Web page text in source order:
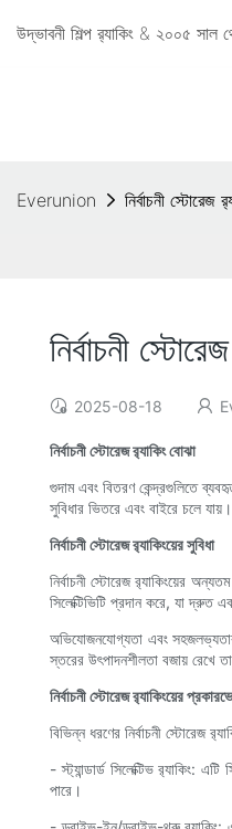
উদ্ভাবনী শিল্প র‍্যাকিং & ২০০৫ সাল
Everunion নির্বাচনী
নির্বাচনী
2025-08-18
নির্বাচনী স্টোরেজ র‍্যাকিং বোঝা
গুদাম এবং বিতরণ কেন্দ্রগুলিতে
সুবিধার ভিতরে এবং বাইরে চলে
নির্বাচনী স্টোরেজ র‍্যাকিংয়ের সুবিধা
নির্বাচনী স্টোরেজ র‍্যাকিংয়ের
সিলেক্টিভিটি প্রদান করে, যা
অভিযোজনযোগ্যতা এবং সহজলভ্যতার
স্তরের উৎপাদনশীলতা বজায় রেখে
নির্বাচনী স্টোরেজ র‍্যাকিংয়ের
বিভিন্ন ধরণের নির্বাচনী স্টোরেজ
- স্ট্যান্ডার্ড সিলেক্টিভ র‍্যাকিং:
পারে।